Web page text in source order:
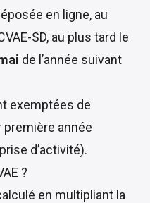
en ligne, au
SD, au plus tard le
de l’année suivant
exemptées de
première année
d’activité).
?
en multipliant la